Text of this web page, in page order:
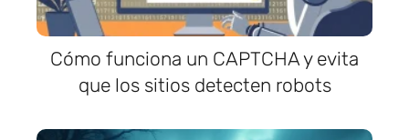
Cómo funciona un CAPTCHA y evita
que los sitios detecten robots